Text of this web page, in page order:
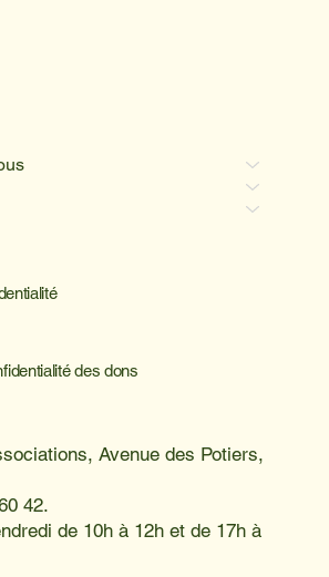
des dons
Avenue des Potiers,
42.
de 10h à 12h et de 17h à